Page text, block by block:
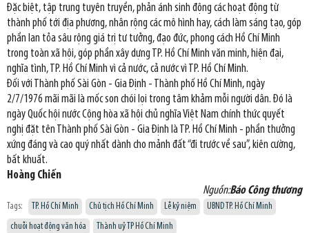
Đặc biệt, tập trung tuyên truyền, phản ánh sinh động các hoạt động từ
thành phố tới địa phương, nhân rộng các mô hình hay, cách làm sáng tạo, góp
phần lan tỏa sâu rộng giá trị tư tưởng, đạo đức, phong cách Hồ Chí Minh
trong toàn xã hội, góp phần xây dựng TP. Hồ Chí Minh văn minh, hiện đại,
nghĩa tình, TP. Hồ Chí Minh vì cả nước, cả nước vì TP. Hồ Chí Minh.
Đối với Thành phố Sài Gòn - Gia Định - Thành phố Hồ Chí Minh, ngày
2/7/1976 mãi mãi là mốc son chói lọi trong tâm khảm mỗi người dân. Đó là
ngày Quốc hội nước Cộng hòa xã hội chủ nghĩa Việt Nam chính thức quyết
nghị đặt tên Thành phố Sài Gòn - Gia Định là TP. Hồ Chí Minh - phần thưởng
xứng đáng và cao quý nhất dành cho mảnh đất “đi trước về sau”, kiên cường,
bất khuất.
Hoàng Chiến
Nguồn:Báo Công thương
Tags: TP. Hồ Chí Minh Chủ tịch Hồ Chí Minh Lễ kỷ niệm
UBND TP. Hồ Chí Minh
chuỗi hoạt động văn hóa
Thành uỷ TP Hồ Chí Minh